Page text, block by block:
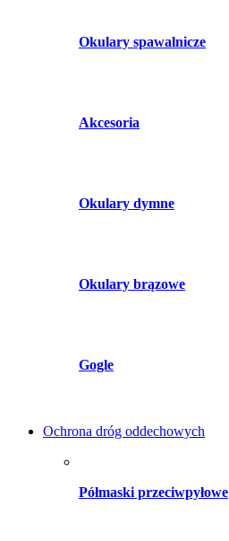
Okulary spawalnicze
Akcesoria
Okulary dymne
Okulary brązowe
Gogle
Ochrona dróg oddechowych
Półmaski przeciwpyłowe